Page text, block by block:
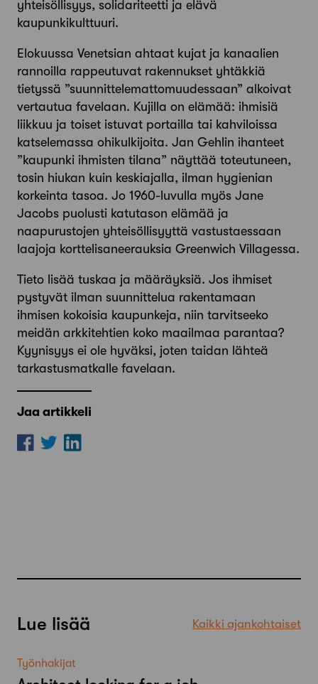
yhteisöllisyys, solidariteetti ja elävä
kaupunkikulttuuri.
Elokuussa Venetsian ahtaat kujat ja kanaalien
rannoilla rappeutuvat rakennukset yhtäkkiä
tietyssä ”suunnittelemattomuudessaan” alkoivat
vertautua favelaan. Kujilla on elämää: ihmisiä
liikkuu ja toiset istuvat portailla tai kahviloissa
katselemassa ohikulkijoita. Jan Gehlin ihanteet
”kaupunki ihmisten tilana” näyttää toteutuneen,
tosin hiukan kuin keskiajalla, ilman hygienian
korkeinta tasoa. Jo 1960-luvulla myös Jane
Jacobs puolusti katutason elämää ja
naapurustojen yhteisöllisyyttä vastustaessaan
laajoja korttelisaneerauksia Greenwich Villagessa.
Tieto lisää tuskaa ja määräyksiä. Jos ihmiset
pystyvät ilman suunnittelua rakentamaan
ihmisen kokoisia kaupunkeja, niin tarvitseeko
meidän arkkitehtien koko maailmaa parantaa?
Kyynisyys ei ole hyväksi, joten taidan lähteä
tarkastusmatkalle favelaan.
Jaa artikkeli
Lue lisää Kaikki ajankohtaiset
Työnhakijat